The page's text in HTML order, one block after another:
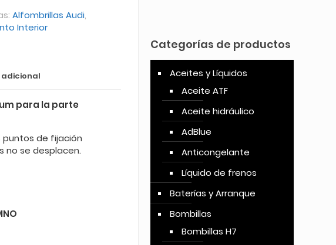
Alfombrillas Audi,
Interior
para la parte
puntos de fijación
no se desplacen.
Categorías de productos
Aceites y Líquidos
Aceite ATF
Aceite hidráulico
AdBlue
Anticongelante
Líquido de frenos
Baterías y Arranque
Bombillas
Bombillas H7